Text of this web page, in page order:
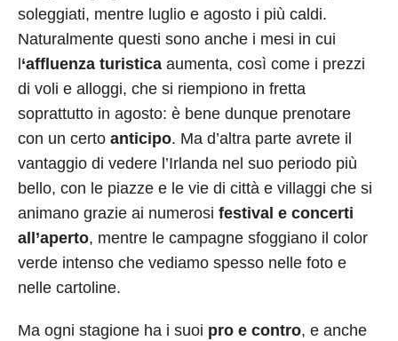
soleggiati, mentre luglio e agosto i più caldi.
Naturalmente questi sono anche i mesi in cui
‘affluenza turistica aumenta, così come i prezzi
di voli e alloggi, che si riempiono in fretta
soprattutto in agosto: è bene dunque prenotare
con un certo anticipo. Ma d’altra parte avrete il
vantaggio di vedere l’Irlanda nel suo periodo più
bello, con le piazze e le vie di città e villaggi che si
animano grazie ai numerosi festival e concerti
all’aperto, mentre le campagne sfoggiano il color
verde intenso che vediamo spesso nelle foto e
nelle cartoline.
Ma ogni stagione ha i suoi pro e contro, e anche